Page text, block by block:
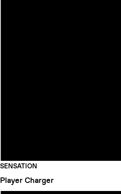
SENSATION
Player Charger